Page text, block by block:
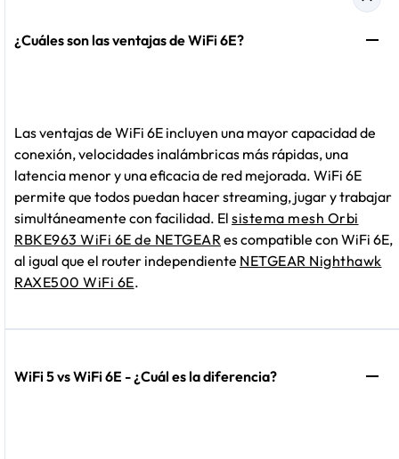
¿Cuáles son las ventajas de WiFi 6E?
Las ventajas de WiFi 6E incluyen una mayor capacidad de
conexión, velocidades inalámbricas más rápidas, una
latencia menor y una eficacia de red mejorada. WiFi 6E
permite que todos puedan hacer streaming, jugar y trabajar
simultáneamente con facilidad. El sistema mesh Orbi
RBKE963 WiFi 6E de NETGEARes compatible con WiFi 6E,
al igual que el router independiente NETGEAR Nighthawk
RAXE500 WiFi 6E.
WiFi 5 vs WiFi 6E - ¿Cuál es la diferencia?